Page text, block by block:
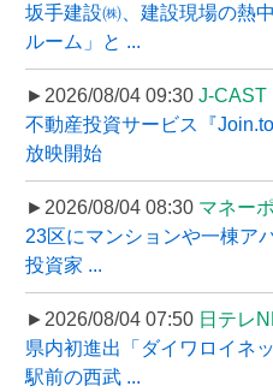
坂手建設㈱、建設現場の熱
ルーム」と ...
►2026/08/04 09:30 J-CAST
不動産投資サービス『
放映開始
►2026/08/04 08:30 マネー
23区にマンションや一棟ア
投資家 ...
►2026/08/04 07:50 日テレ
県内初進出「ダイワロイネ
駅前の西武 ...